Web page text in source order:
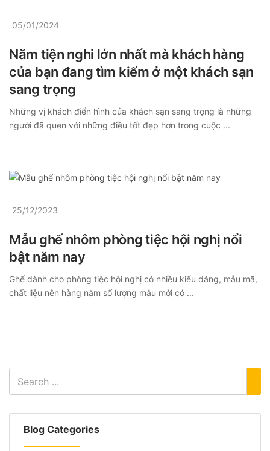
Blog Categories
05/01/2024
Năm tiện nghi lớn nhất mà khách hàng
của bạn đang tìm kiếm ở một khách sạn
sang trọng
Những vị khách điển hình của khách sạn sang trọng là những
người đã quen với những điều tốt đẹp hơn trong cuộc ...
25/12/2023
Mẫu ghế nhôm phòng tiệc hội nghị nổi
bật năm nay
Ghế dành cho phòng tiệc hội nghị có nhiều kiểu dáng, mẫu mã,
chất liệu nên hàng năm số lượng mẫu mới có ...